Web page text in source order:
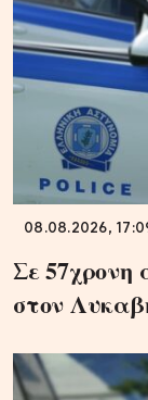
08.08.2026,
Σε 57χρονη
στον